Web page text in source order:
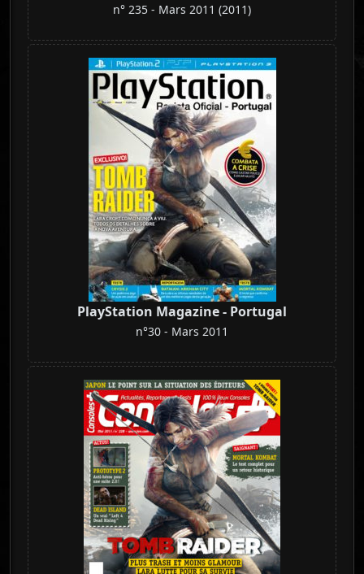
n° 235 - Mars 2011 (2011)
PlayStation Magazine - Portugal
n°30 - Mars 2011